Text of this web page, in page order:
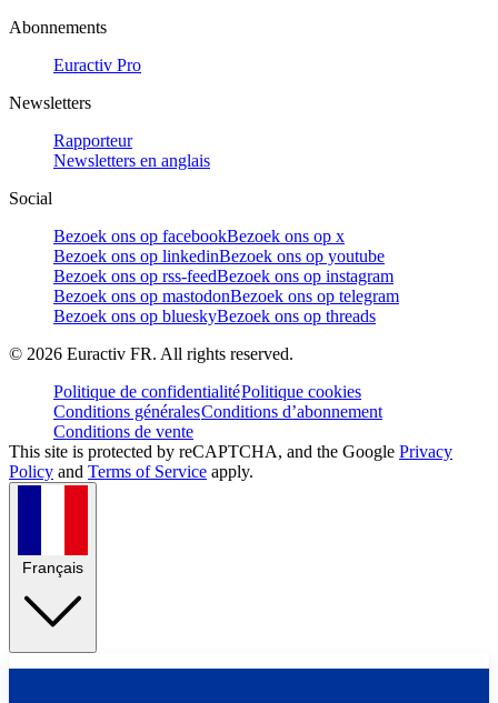
Abonnements
Euractiv Pro
Newsletters
Rapporteur
Newsletters en anglais
Social
Bezoek ons op facebookBezoek ons op x
Bezoek ons op linkedinBezoek ons op youtube
Bezoek ons op rss-feedBezoek ons op instagram
Bezoek ons op mastodonBezoek ons op telegram
Bezoek ons op blueskyBezoek ons op threads
© 2026 Euractiv FR. All rights reserved.
Politique de confidentialitéPolitique cookies
Conditions généralesConditions d’abonnement
Conditions de vente
This site is protected by reCAPTCHA, and the Google Privacy
Policy and Terms of Service apply.
Français